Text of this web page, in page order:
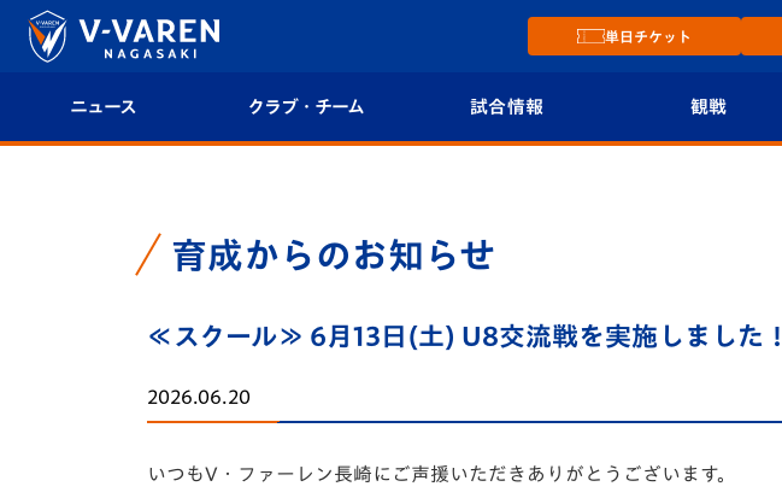
単日チケット
ニュース クラブ・チーム
選手プロフィール
スタッフプロフィール
試合情報
U-21 Jリーグ関連
フォトギャラリー
スタジアムグルメ
観戦
Revive Team
ヴィヴィくんの長崎
育成からのお知らせ
≪スクール≫ 6月13日(土) U8交流戦を実施しました！
2026.06.20
いつもV・ファーレン長崎にご声援いただきありがとうございます。